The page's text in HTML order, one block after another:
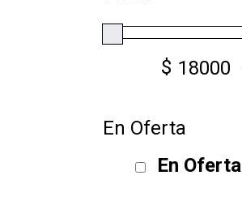
$
En Oferta
En Oferta